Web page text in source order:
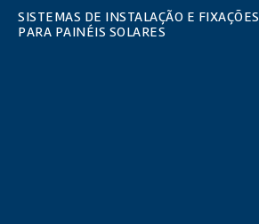
SISTEMAS DE INSTALAÇÃO E FIXAÇÕES
PARA PAINÉIS SOLARES